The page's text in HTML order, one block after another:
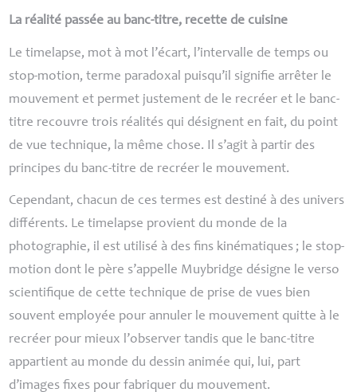
La réalité passée au banc-titre, recette de cuisine
Le timelapse, mot à mot l’écart, l’intervalle de temps ou
stop-motion, terme paradoxal puisqu’il signifie arrêter le
mouvement et permet justement de le recréer et le banc-
titre recouvre trois réalités qui désignent en fait, du point
de vue technique, la même chose. Il s’agit à partir des
principes du banc-titre de recréer le mouvement.
Cependant, chacun de ces termes est destiné à des univers
différents. Le timelapse provient du monde de la
photographie, il est utilisé à des fins kinématiques ; le stop-
motion dont le père s’appelle Muybridge désigne le verso
scientifique de cette technique de prise de vues bien
souvent employée pour annuler le mouvement quitte à le
recréer pour mieux l’observer tandis que le banc-titre
appartient au monde du dessin animée qui, lui, part
d’images fixes pour fabriquer du mouvement.